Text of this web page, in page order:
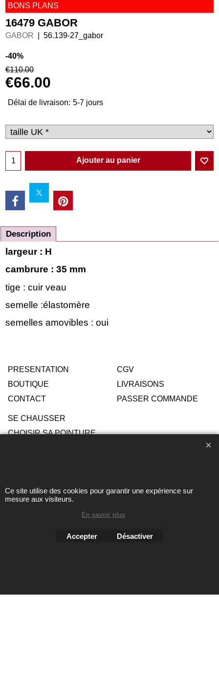
BONS PLANS
16479 GABOR
GABOR 56.139-27_gabor
-40%
€110.00
€66.00
Délai de livraison: 5-7 jours
Ajouter au panier
Description
largeur : H
cambrure : 35 mm
tige : cuir veau
semelle :élastomère
semelles amovibles : oui
PRESENTATION
BOUTIQUE
CONTACT
CGV
LIVRAISONS
PASSER COMMANDE
SE CHAUSSER
CHOISIR SA POINTURE
Toute reproduction de textes, photos ou autres éléments des
peine de poursuites
Ce site utilise des cookies pour garantir une expérience sur
mesure aux visiteurs.
En savoir plus
Accepter Désactiver